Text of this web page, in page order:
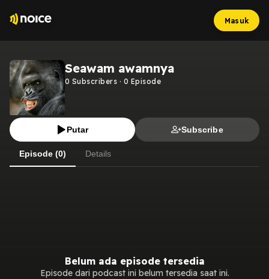
Masuk
Seawam awamnya
0 Subscribers · 0 Episode
Putar Subscribe
Episode (0) Details
Belum ada episode tersedia
Episode dari podcast ini belum tersedia saat ini.